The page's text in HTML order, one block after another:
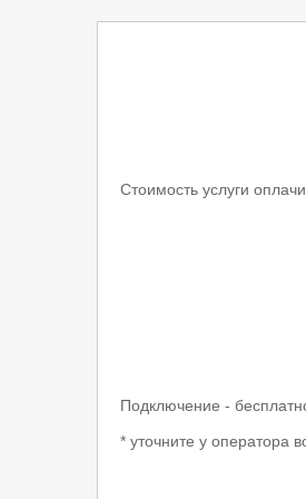
Стоимость услуги
Подключение -
* уточните у оператора